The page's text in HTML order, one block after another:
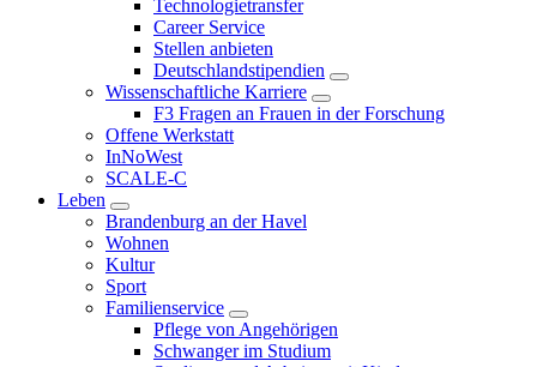
Technologietransfer
Career Service
Stellen anbieten
Deutschlandstipendien
Wissenschaftliche Karriere
F3 Fragen an Frauen in der Forschung
Offene Werkstatt
InNoWest
SCALE-C
Leben
Brandenburg an der Havel
Wohnen
Kultur
Sport
Familienservice
Pflege von Angehörigen
Schwanger im Studium